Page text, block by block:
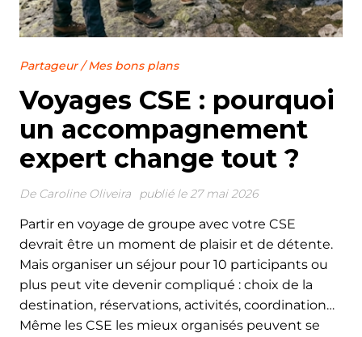
Partageur/Mes bons plans
Voyages CSE : pourquoi
un accompagnement
expert change tout ?
De Caroline Oliveira publié le 27 mai 2026
Partir en voyage de groupe avec votre CSE
devrait être un moment de plaisir et de détente.
Mais organiser un séjour pour 10 participants ou
plus peut vite devenir compliqué : choix de la
destination, réservations, activités, coordination…
Même les CSE les mieux organisés peuvent se